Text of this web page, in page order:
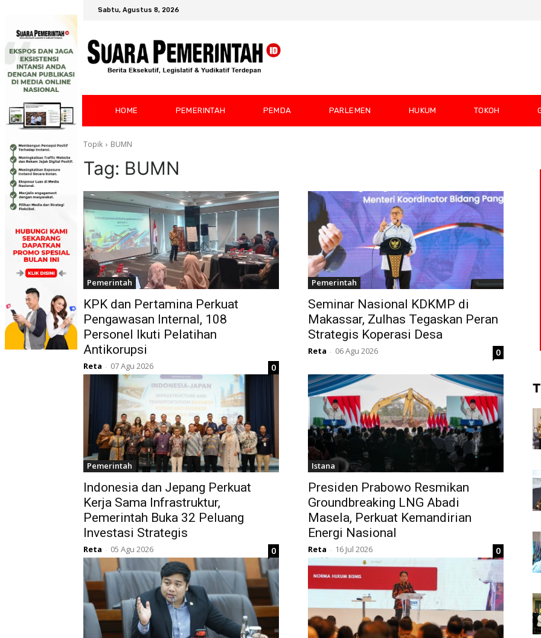
Sabtu, Agustus 8, 2026
HOME PEMERINTAH PEMDA PARLEMEN HUKUM TOKOH
Topik BUMN
Tag: BUMN
Pemerintah
KPK dan Pertamina Perkuat
Pengawasan Internal, 108
Personel Ikuti Pelatihan
Antikorupsi
Reta - 07 Agu 2026 0
Pemerintah
Seminar Nasional KDKMP di
Makassar, Zulhas Tegaskan Peran
Strategis Koperasi Desa
Reta - 06 Agu 2026 0
Pemerintah
Indonesia dan Jepang Perkuat
Kerja Sama Infrastruktur,
Pemerintah Buka 32 Peluang
Investasi Strategis
Reta - 05 Agu 2026 0
Istana
Presiden Prabowo Resmikan
Groundbreaking LNG Abadi
Masela, Perkuat Kemandirian
Energi Nasional
Reta - 16 Jul 2026 0